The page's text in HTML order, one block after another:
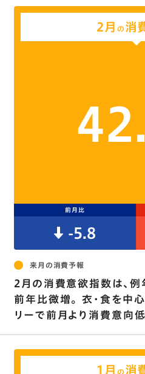
2月 の消
前月比
-5.8
来月の消費予報
2月の消費意欲指数は､例
前年比微増｡ 衣･食を中
リーで前月より消費意向
1月 の消